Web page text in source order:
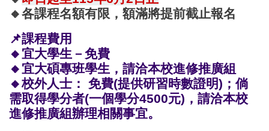
🔸各課程名額有限，額滿將提前截止報名
📌課程費用
🔸 宜大學生－免費
🔸 宜大碩專班學生，請洽本校進修推廣組
🔸校外人士： 免費(提供研習時數證明)；倘
需取得學分者(一個學分4500元)，請洽本校
進修推廣組辦理相關事宜。